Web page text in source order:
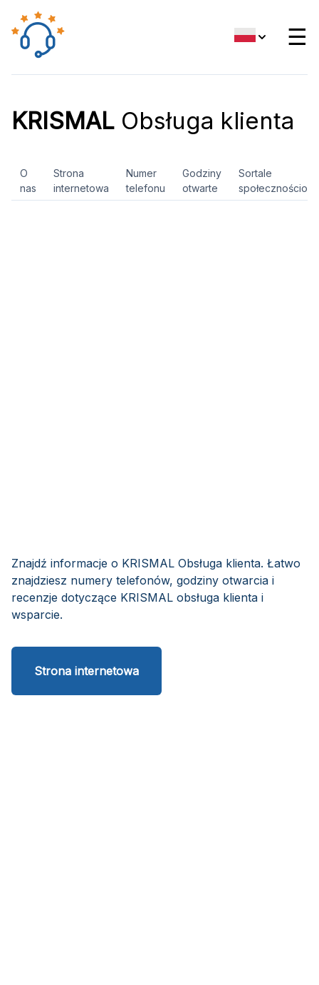
☰
KRISMAL Obsługa klienta
O
nas
Strona
internetowa
Numer
telefonu
Godziny
otwarte
Sortale
Znajdź informacje o KRISMAL Obsługa klienta. Łatwo
znajdziesz numery telefonów, godziny otwarcia i
recenzje dotyczące KRISMAL obsługa klienta i
wsparcie.
Strona internetowa